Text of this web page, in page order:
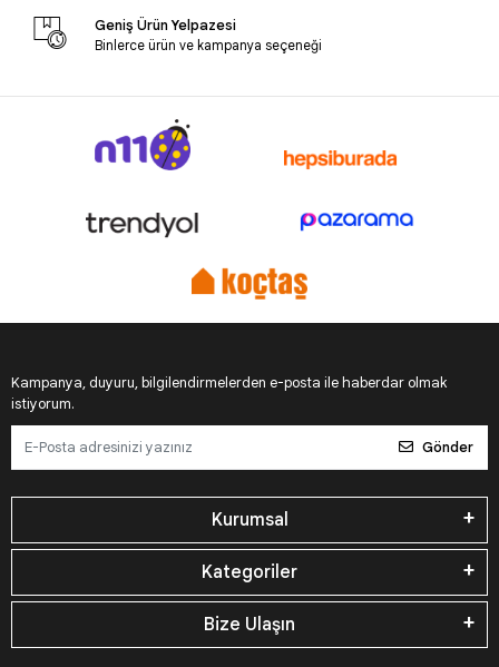
Geniş Ürün Yelpazesi
Binlerce ürün ve kampanya seçeneği
Kampanya, duyuru, bilgilendirmelerden e-posta ile haberdar olmak
istiyorum.
Gönder
Kurumsal
Kategoriler
Bize Ulaşın